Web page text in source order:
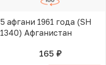
5 афгани 1961 года (SH
1340) Афганистан
165 руб.В КОРЗИНЕ